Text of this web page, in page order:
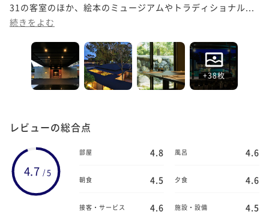
31の客室のほか、絵本のミュージアムやトラディショナル...
続きをよむ
+38枚
レビューの総合点
4.7 / 5
部屋 4.8 風呂 4.6
朝食 4.5 夕食 4.6
接客・サービス 4.6 施設・設備 4.5